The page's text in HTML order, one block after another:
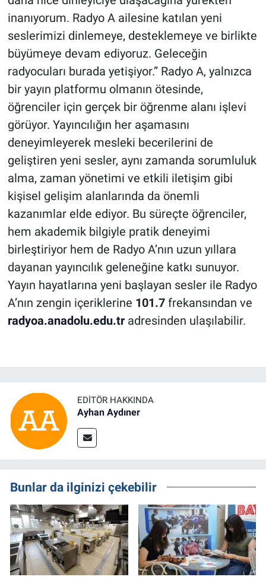
inanıyorum. Radyo A ailesine katılan yeni
seslerimizi dinlemeye, desteklemeye ve birlikte
büyümeye devam ediyoruz. Geleceğin
radyocuları burada yetişiyor.” Radyo A, yalnızca
bir yayın platformu olmanın ötesinde,
öğrenciler için gerçek bir öğrenme alanı işlevi
görüyor. Yayıncılığın her aşamasını
deneyimleyerek mesleki becerilerini de
geliştiren yeni sesler, aynı zamanda sorumluluk
alma, zaman yönetimi ve etkili iletişim gibi
kişisel gelişim alanlarında da önemli
kazanımlar elde ediyor. Bu süreçte öğrenciler,
hem akademik bilgiyle pratik deneyimi
birleştiriyor hem de Radyo A’nın uzun yıllara
dayanan yayıncılık geleneğine katkı sunuyor.
Yayın hayatlarına yeni başlayan sesler ile Radyo
A’nın zengin içeriklerine 101.7 frekansından ve
radyoa.anadolu.edu.tr adresinden ulaşılabilir.
EDITÖR HAKKINDA
Ayhan Aydıner
Bunlar da ilginizi çekebilir